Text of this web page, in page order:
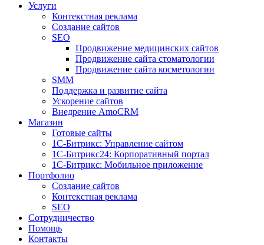
Услуги
Контекстная реклама
Создание сайтов
SEO
Продвижение медицинских сайтов
Продвижение сайта стоматологии
Продвижение сайта косметологии
SMM
Поддержка и развитие сайта
Ускорение сайтов
Внедрение AmoCRM
Магазин
Готовые сайты
1С-Битрикс: Управление сайтом
1С-Битрикс24: Корпоративный портал
1С-Битрикс: Мобильное приложение
Портфолио
Создание сайтов
Контекстная реклама
SEO
Сотрудничество
Помощь
Контакты